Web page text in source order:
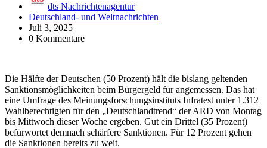
dts Nachrichtenagentur
Deutschland- und Weltnachrichten
Juli 3, 2025
0 Kommentare
Die Hälfte der Deutschen (50 Prozent) hält die bislang geltenden
Sanktionsmöglichkeiten beim Bürgergeld für angemessen. Das hat
eine Umfrage des Meinungsforschungsinstituts Infratest unter 1.312
Wahlberechtigten für den „Deutschlandtrend“ der ARD von Montag
bis Mittwoch dieser Woche ergeben. Gut ein Drittel (35 Prozent)
befürwortet demnach schärfere Sanktionen. Für 12 Prozent gehen
die Sanktionen bereits zu weit.